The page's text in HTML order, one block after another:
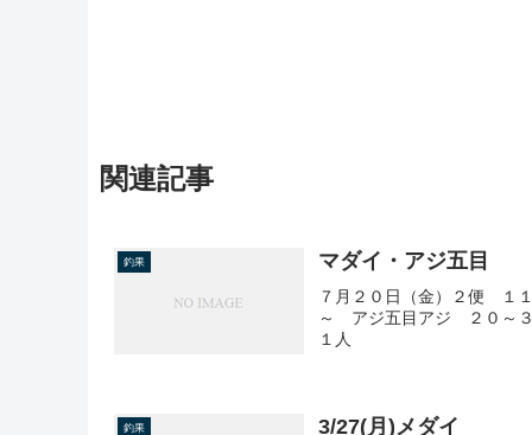
関連記事
釣果 マダイ・アジ五目
７月２０日（金）２便 １
～ アジ五目アジ ２０～
１人
釣果 3/27(月)メダイ